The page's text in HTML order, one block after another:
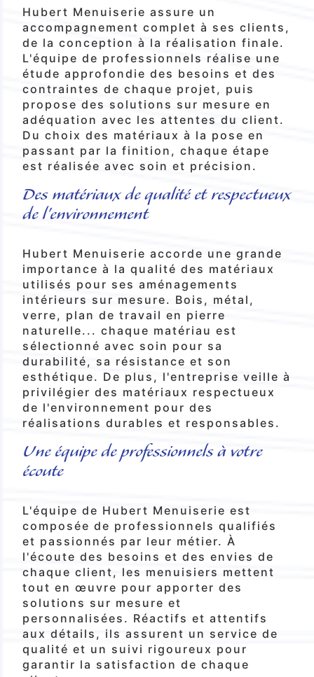
Hubert Menuiserie assure un
accompagnement complet à ses clients,
de la conception à la réalisation finale.
L'équipe de professionnels réalise une
étude approfondie des besoins et des
contraintes de chaque projet, puis
propose des solutions sur mesure en
adéquation avec les attentes du client.
Du choix des matériaux à la pose en
passant par la finition, chaque étape
est réalisée avec soin et précision.
Des matériaux de qualité et respectueux
de l'environnement
Hubert Menuiserie accorde une grande
importance à la qualité des matériaux
utilisés pour ses aménagements
intérieurs sur mesure. Bois, métal,
verre, plan de travail en pierre
naturelle... chaque matériau est
sélectionné avec soin pour sa
durabilité, sa résistance et son
esthétique. De plus, l'entreprise veille à
privilégier des matériaux respectueux
de l'environnement pour des
réalisations durables et responsables.
Une équipe de professionnels à votre
écoute
L'équipe de Hubert Menuiserie est
composée de professionnels qualifiés
et passionnés par leur métier. À
l'écoute des besoins et des envies de
chaque client, les menuisiers mettent
tout en œuvre pour apporter des
solutions sur mesure et
personnalisées. Réactifs et attentifs
aux détails, ils assurent un service de
qualité et un suivi rigoureux pour
garantir la satisfaction de chaque